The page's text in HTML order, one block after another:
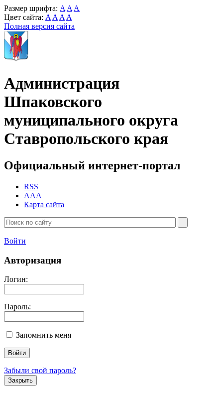
Размер шрифта: A A A
Цвет сайта: A A A A
Полная версия сайта
Администрация
Шпаковского
муниципального округа
Ставропольского края
Официальный интернет-портал
RSS
AAA
Карта сайта
Войти
Авторизация
Логин:
Пароль:
Запомнить меня
Забыли свой пароль?
Закрыть